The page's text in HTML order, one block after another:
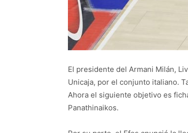
El presidente del Armani Milán,
Unicaja, por el conjunto italiano.
Ahora el siguiente objetivo es
Panathinaikos.